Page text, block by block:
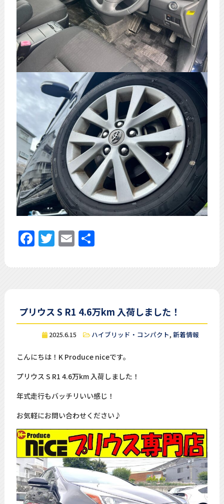
Facebook
Twitter
Email
共
プリウス S R1 4.6万km 入荷しました！
2025.6.15 ハイブリッド・コンパクト,新着情報
こんにちは！K Produce niceです。
プリウス S R1 4.6万km 入荷しました！
年式走行もバッチリいい感じ！
お気軽にお問い合わせください♪